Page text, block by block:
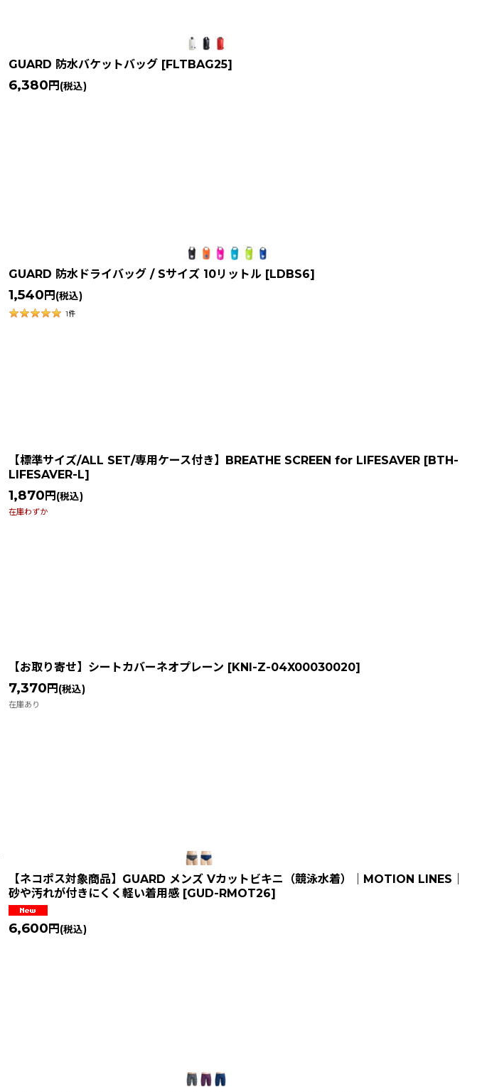
GUARD 防水バケットバッグ [FLTBAG25]
6,380 円 (税込)
GUARD 防水ドライバッグ / Sサイズ 10リットル [LDBS6]
1,540 円 (税込)
1件
【標準サイズ/ALL SET/専用ケース付き】BREATHE SCREEN for LIFESAVER [BTH-
LIFESAVER-L]
1,870 円 (税込)
在庫わずか
【お取り寄せ】シートカバーネオプレーン [KNI-Z-04X00030020]
7,370 円 (税込)
在庫あり
【ネコポス対象商品】GUARD メンズ Vカットビキニ（競泳水着）｜MOTION LINES｜
砂や汚れが付きにくく軽い着用感 [GUD-RMOT26]
6,600 円 (税込)